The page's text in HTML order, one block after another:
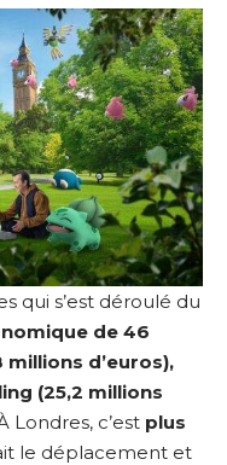
qui s’est déroulé du
de 46
d’euros),
(25,2 millions
Londres, c’est plus
le déplacement et